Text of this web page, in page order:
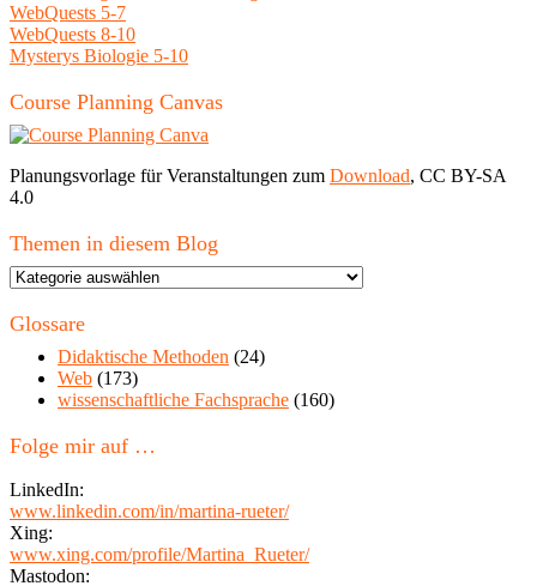
WebQuests 5-7
WebQuests 8-10
Mysterys Biologie 5-10
Course Planning Canvas
Planungsvorlage für Veranstaltungen zum Download, CC BY-SA
4.0
Themen in diesem Blog
Themen
diesem
Glossare
Didaktische Methoden (24)
Web (173)
wissenschaftliche Fachsprache (160)
Folge mir auf …
LinkedIn:
www.linkedin.com/in/martina-rueter/
Xing:
www.xing.com/profile/Martina_Rueter/
Mastodon: